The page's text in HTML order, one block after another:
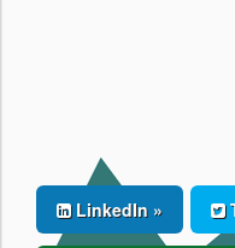
LinkedIn »